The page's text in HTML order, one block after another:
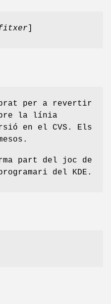
per a revertir
la línia
en el CVS. Els
part del joc de
del KDE.